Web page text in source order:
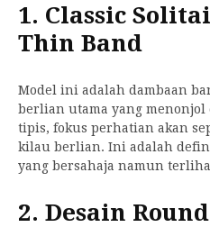
1. Classic
Thin Band
Model ini adalah dambaan
berlian utama yang
tipis, fokus perhatian akan
kilau berlian. Ini adalah
yang bersahaja namun
2. Desain